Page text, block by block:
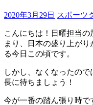
2020年3月29日 スポーツ
こんにちは！日曜担当
まり、日本の盛り上が
る今日この頃です。
しかし、なくなったの
長に待ちましょう！
今が一番の踏ん張り時で